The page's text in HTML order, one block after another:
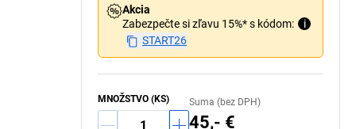
Akcia
Zabezpečte si zľavu 15%* s kódom:
i
START26
MNOŽSTVO (KS) Suma (bez DPH)
45,- €